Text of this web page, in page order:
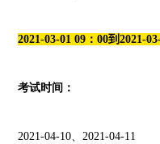
2021-03-01 09：00到2021-
考试时间：
2021-04-10、2021-04-11